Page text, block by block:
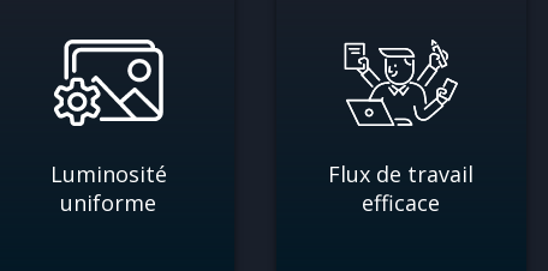
Luminosité
uniforme
Flux de travail
efficace